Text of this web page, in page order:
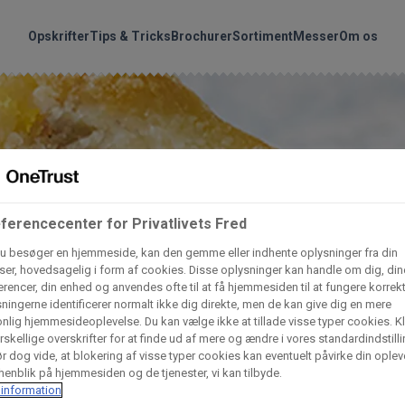
OpskrifterTips & TricksBrochurerSortimentMesserOm os
Søg
vores produkter
Dagrofa Foodservice
INCO Cash & Carry L. C. Lauritzen A/
Vaffelexpressen Vaffelgrossisten
Gem dine favoritter!
ikke en eneste opskrift gå tabt! Opret en profil nu og start din
medlem af Odense Marcipan's professionelle fællesskab og
adgang til dine gemte opskrifter og produkter - når som helst,
hvor som helst.
Log ind Opret profil
for Privatlivets Fred
besøger en hjemmeside, kan den gemme eller indhente oplysninger fra din
hovedsagelig i form af cookies. Disse oplysninger kan handle om dig,
din enhed og anvendes ofte til at få hjemmesiden til at fungere
identificerer normalt ikke dig direkte, men de kan give dig en mere
hjemmesideoplevelse. Du kan vælge ikke at tillade visse typer cookies.
overskrifter for at finde ud af mere og ændre i vores
dog vide, at blokering af visse typer cookies kan eventuelt påvirke din
på hjemmesiden og de tjenester, vi kan tilbyde.